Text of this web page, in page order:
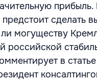
сделать
могуществу
российской
в